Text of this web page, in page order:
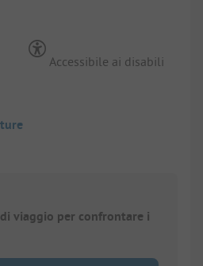
Accessibile ai disabili
viaggio per confrontare i